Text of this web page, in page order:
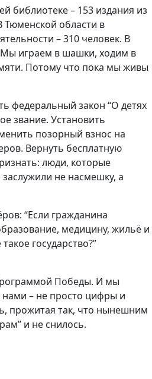
библиотеке – 153 издания из
области в
– 310 человек. В
Мы играем в шашки, ходим в
Потому что пока мы живы
федеральный закон “О детях
звание. Установить
позорный взнос на
Вернуть бесплатную
люди, которые
не насмешку, а
“Если гражданина
медицину, жильё и
государство?”
Победы. И мы
– не просто цифры и
прожитая так, что нынешним
и не снилось.